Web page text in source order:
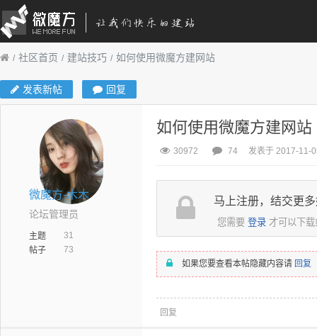
社区首页 建站技巧 如何使用微魔方建网站
发表新帖 回复
微魔方-木木
论坛管理员
主题
31
帖子
73
如何使用微魔方建网站
30972 74 发表于 2017-11-
马上注册，结交更
您需要 登录 才可以下
如果您要查看本帖隐藏内容请 回复
回复